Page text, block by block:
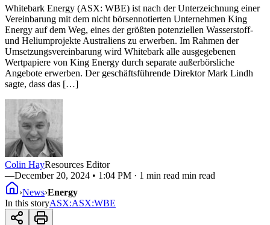
Whitebark Energy (ASX: WBE) ist nach der Unterzeichnung einer
Vereinbarung mit dem nicht börsennotierten Unternehmen King
Energy auf dem Weg, eines der größten potenziellen Wasserstoff-
und Heliumprojekte Australiens zu erwerben. Im Rahmen der
Umsetzungsvereinbarung wird Whitebark alle ausgegebenen
Wertpapiere von King Energy durch separate außerbörsliche
Angebote erwerben. Der geschäftsführende Direktor Mark Lindh
sagte, dass das […]
Colin HayResources Editor
—December 20, 2024 • 1:04 PM · 1 min read min read
›News›Energy
In this storyASX:ASX:WBE